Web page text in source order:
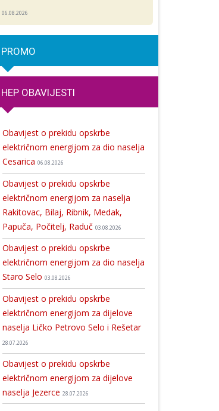
Digitalna platforma MVPiz u Gospiću “Kako motivirati i zadržati djecu u sportu”?
06.08.2026
PROMO
HEP OBAVIJESTI
Obavijest o prekidu opskrbe
električnom energijom za dio naselja
Cesarica 06.08.2026
Obavijest o prekidu opskrbe
električnom energijom za naselja
Rakitovac, Bilaj, Ribnik, Medak,
Papuča, Počitelj, Raduč 03.08.2026
Obavijest o prekidu opskrbe
električnom energijom za dio naselja
Staro Selo 03.08.2026
Obavijest o prekidu opskrbe
električnom energijom za dijelove
naselja Ličko Petrovo Selo i Rešetar
28.07.2026
Obavijest o prekidu opskrbe
električnom energijom za dijelove
naselja Jezerce 28.07.2026